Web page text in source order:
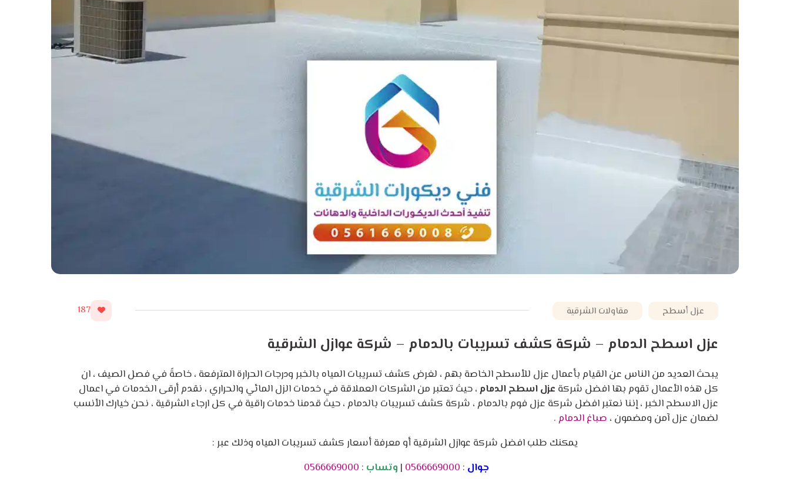
عزل أسطح مقاولات الشرقية 187
عزل اسطح الدمام – شركة كشف تسريبات بالدمام – شركة عوازل الشرقية
يبحث العديد من الناس عن القيام بأعمال عزل للأسطح الخاصة بهم ، لغرض كشف تسريبات المياه بالخبر ودرجات الحرارة المترفعة ، خاصةً في فصل الصيف ، ان
كل هذه الأعمال تقوم بها افضل شركة عزل اسطح الدمام ، حيث تعتبر من الشركات العملاقة في خدمات الزل المائي والحراري ، نقدم أرقى الخدمات في اعمال
عزل الاسطح الخبر ، إننا نعتبر افضل شركة عزل فوم بالدمام ، شركة كشف تسريبات بالدمام ، حيث قدمنا خدمات راقية في كل ارجاء الشرقية ، نحن خيارك الأنسب
لضمان عزل آمن ومضمون ، صباغ الدمام .
يمكنك طلب افضل شركة عوازل الشرقية أو معرفة أسعار كشف تسريبات المياه وذلك عبر :
جوال :
0566669000
| وتساب :
0566669000